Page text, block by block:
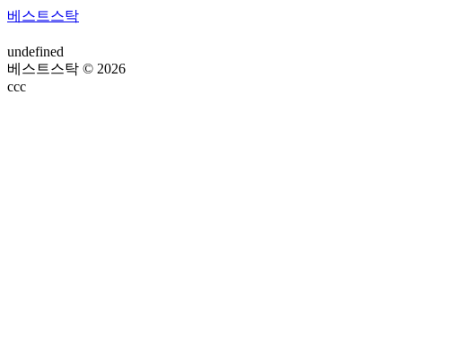
베스트스탁
undefined
베스트스탁 © 2026
ссс